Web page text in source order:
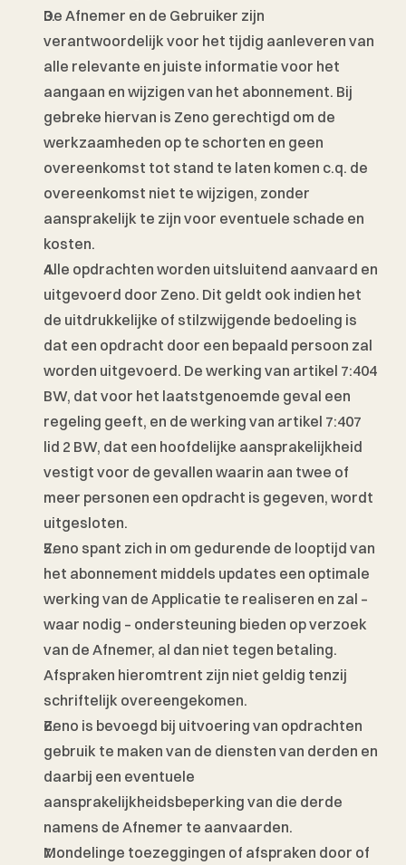
De Afnemer en de Gebruiker zijn
verantwoordelijk voor het tijdig aanleveren van
alle relevante en juiste informatie voor het
aangaan en wijzigen van het abonnement. Bij
gebreke hiervan is Zeno gerechtigd om de
werkzaamheden op te schorten en geen
overeenkomst tot stand te laten komen c.q. de
overeenkomst niet te wijzigen, zonder
aansprakelijk te zijn voor eventuele schade en
kosten.
Alle opdrachten worden uitsluitend aanvaard en
uitgevoerd door Zeno. Dit geldt ook indien het
de uitdrukkelijke of stilzwijgende bedoeling is
dat een opdracht door een bepaald persoon zal
worden uitgevoerd. De werking van artikel 7:404
BW, dat voor het laatstgenoemde geval een
regeling geeft, en de werking van artikel 7:407
lid 2 BW, dat een hoofdelijke aansprakelijkheid
vestigt voor de gevallen waarin aan twee of
meer personen een opdracht is gegeven, wordt
uitgesloten.
Zeno spant zich in om gedurende de looptijd van
het abonnement middels updates een optimale
werking van de Applicatie te realiseren en zal –
waar nodig – ondersteuning bieden op verzoek
van de Afnemer, al dan niet tegen betaling.
Afspraken hieromtrent zijn niet geldig tenzij
schriftelijk overeengekomen.
Zeno is bevoegd bij uitvoering van opdrachten
gebruik te maken van de diensten van derden en
daarbij een eventuele
aansprakelijkheidsbeperking van die derde
namens de Afnemer te aanvaarden.
Mondelinge toezeggingen of afspraken door of